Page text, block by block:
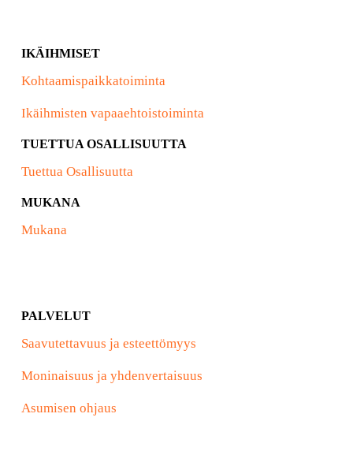
IKÄIHMISET
Kohtaamispaikkatoiminta
Ikäihmisten vapaaehtoistoiminta
TUETTUA OSALLISUUTTA
Tuettua Osallisuutta
MUKANA
Mukana
PALVELUT
Saavutettavuus ja esteettömyys
Moninaisuus ja yhdenvertaisuus
Asumisen ohjaus